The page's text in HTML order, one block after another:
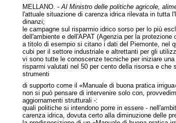
MELLANO. -Al Ministro delle politiche agricole,
l'attuale situazione di carenza idrica rilevata in tutta
dinanzi;
le campagne sul risparmio idrico sorso per lo più
dell'ambiente e dell'APAT (Agenzia per la
a titolo di esempio si citano i dati del Piemonte, nel
cubi per il settore industriale e altrettanti per gli
vi sono tutte le conoscenze tecniche per iniziare
risparmi valutati nel 50 per cento della risorsa e che
strumenti
di supporto come il «Manuale di buona pratica
non si può pensare di intervenire solo con,
aggiornamenti strutturali -:
quali politiche si intendono porre in essere -
carenza idrica, dovuta certo alla diminuzione delle